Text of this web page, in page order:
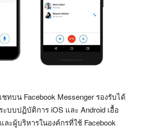
ทบน Facebook Messenger รองรับได้
บบปฏิบัติการ iOS และ Android เอื้อ
ะผู้บริหารในองค์กรที่ใช้ Facebook